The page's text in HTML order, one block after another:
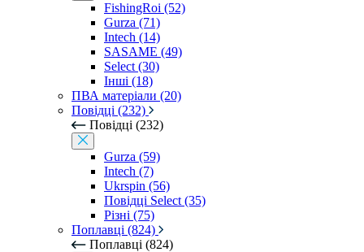
FishingRoi (52)
Gurza (71)
Intech (14)
SASAME (49)
Select (30)
Інші (18)
ПВА матеріали (20)
Повідці (232)
Повідці (232)
Gurza (59)
Intech (7)
Ukrspin (56)
Повідці Select (35)
Різні (75)
Поплавці (824)
Поплавці (824)